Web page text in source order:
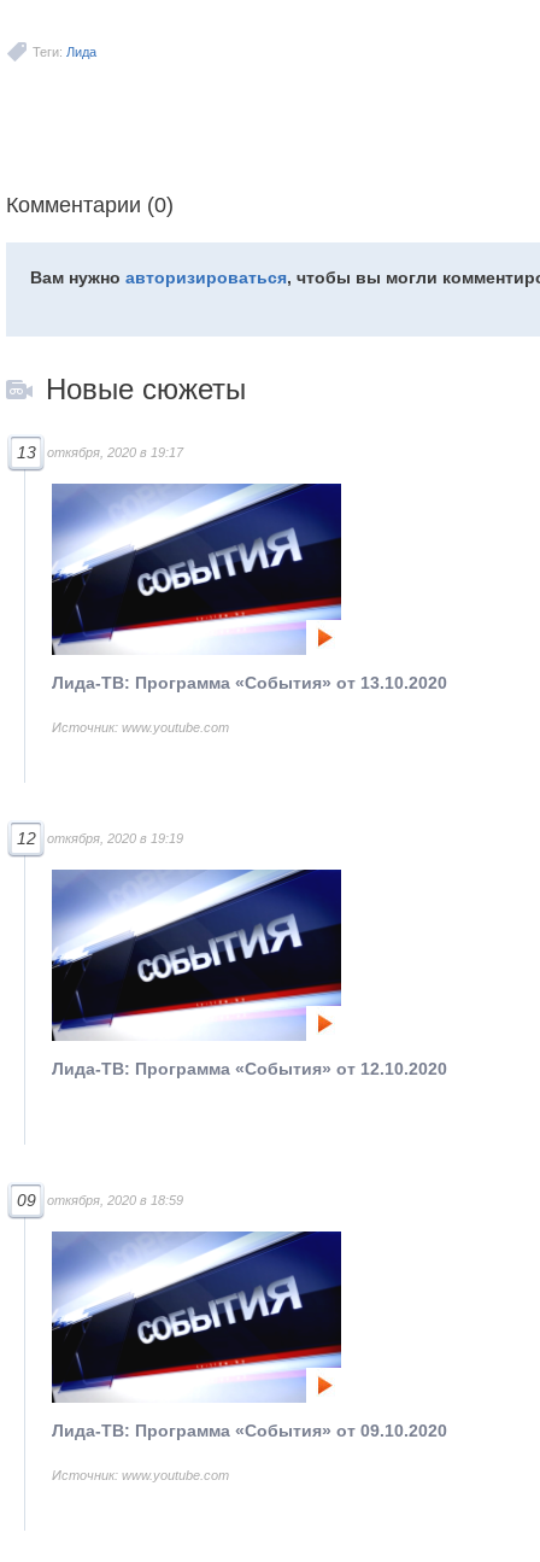
Теги: Лида
Комментарии (0)
Вам нужно авторизироваться, чтобы вы могли
Новые сюжеты
13 откября, 2020 в 19:17
Лида-ТВ: Программа «События» от 13.10.2020
Источник: www.youtube.com
12 откября, 2020 в 19:19
Лида-ТВ: Программа «События» от 12.10.2020
09 откября, 2020 в 18:59
Лида-ТВ: Программа «События» от 09.10.2020
Источник: www.youtube.com